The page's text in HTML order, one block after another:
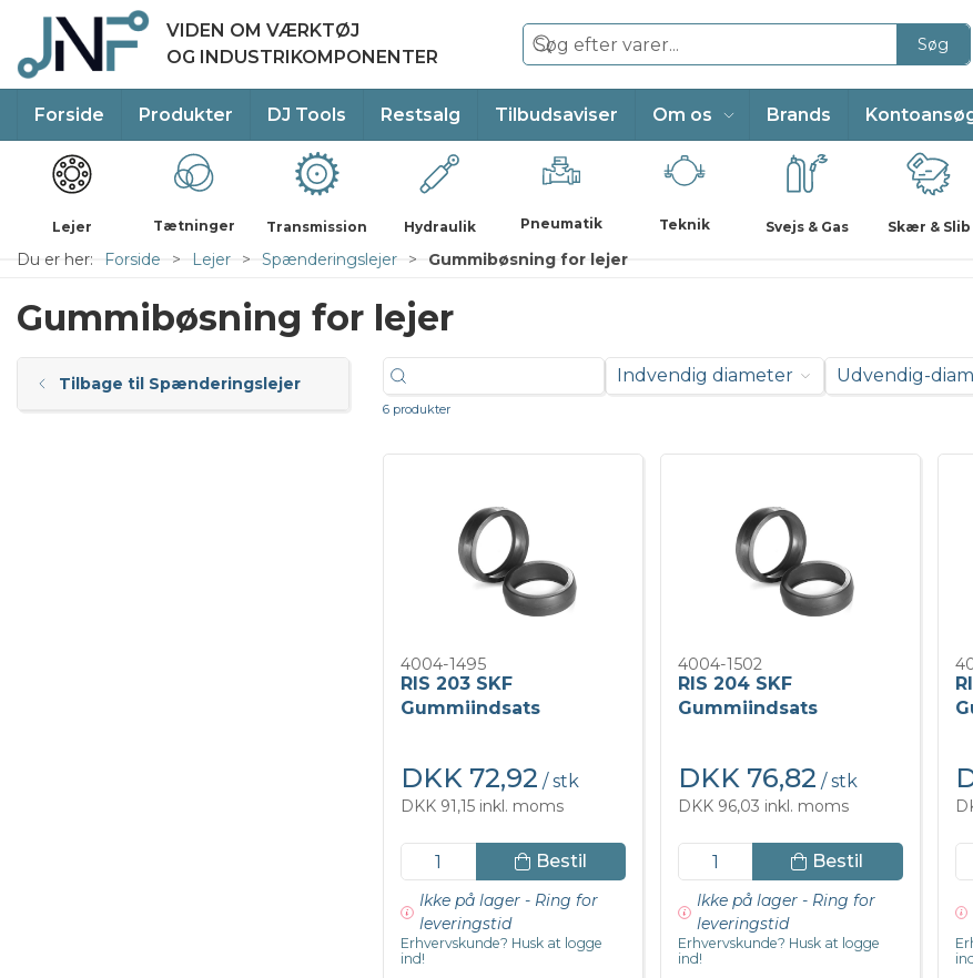
VIDEN OM VÆRKTØJ
OG INDUSTRIKOMPONENTER
Søg
Forside Produkter DJ Tools Restsalg Tilbudsaviser Om os Brands
Lejer Tætninger Transmission Hydraulik Pneumatik Teknik Svejs & Gas Skær & Slib
Du er her: Forside Lejer Spænderingslejer Gummibøsning for lejer
Gummibøsning for lejer
Tilbage til Spænderingslejer Indvendig diameter Udvendig-
6 produkter
4004-1495
RIS 203 SKF
Gummiindsats
DKK 72,92 / stk
DKK 91,15 inkl. moms
Bestil
Ikke på lager - Ring for
leveringstid
Erhvervskunde? Husk at logge
ind!
4004-1502
RIS 204 SKF
Gummiindsats
DKK 76,82 / stk
DKK 96,03 inkl. moms
Bestil
Ikke på lager - Ring for
leveringstid
Erhvervskunde? Husk at logge
ind!